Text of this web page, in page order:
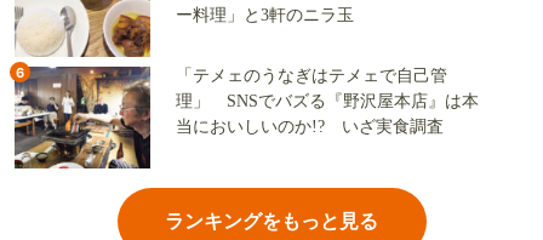
ー料理」と3軒のニラ玉
6
「テメェのうなぎはテメェで自己管
理」 SNSでバズる『野沢屋本店』は本
当においしいのか!? いざ実食調査
ランキングをもっと見る